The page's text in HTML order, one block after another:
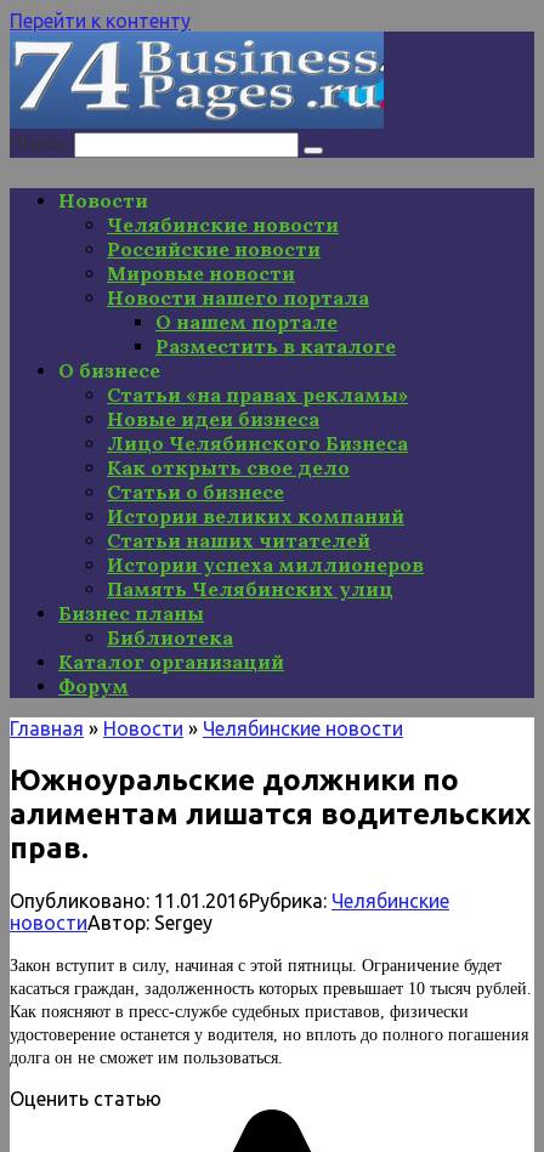
Перейти к контенту
Поиск:
Новости
Челябинские новости
Российские новости
Мировые новости
Новости нашего портала
О нашем портале
Разместить в каталоге
О бизнесе
Статьи «на правах рекламы»
Новые идеи бизнеса
Лицо Челябинского Бизнеса
Как открыть свое дело
Статьи о бизнесе
Истории великих компаний
Статьи наших читателей
Истории успеха миллионеров
Память Челябинских улиц
Бизнес планы
Библиотека
Каталог организаций
Форум
Главная » Новости » Челябинские новости
Южноуральские должники по
алиментам лишатся водительских
прав.
Опубликовано: 11.01.2016Рубрика: Челябинские
новостиАвтор: Sergey
Закон вступит в силу, начиная с этой пятницы. Ограничение будет
касаться граждан, задолженность которых превышает 10 тысяч рублей.
Как поясняют в пресс-службе судебных приставов, физически
удостоверение останется у водителя, но вплоть до полного погашения
долга он не сможет им пользоваться.
Оценить статью